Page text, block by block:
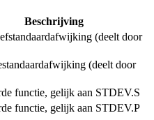
Beschrijving
(deelt door
(deelt door
functie, gelijk aan STDEV.S
functie, gelijk aan STDEV.P